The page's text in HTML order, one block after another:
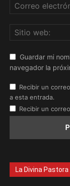
Guardar mi
navegador la
Recibir un
a esta entrada.
Recibir un
La Divina Pastora